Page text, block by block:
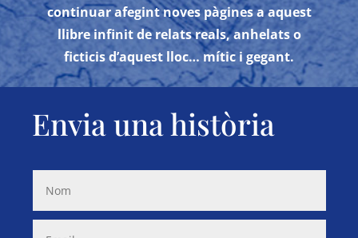
continuar afegint noves pàgines a aquest
llibre infinit de relats reals, anhelats o
ficticis d’aquest lloc… mític i gegant.
Envia una història